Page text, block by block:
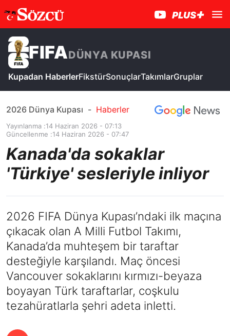
FIFADÜNYA KUPASI
Kupadan HaberlerFikstürSonuçlarTakımlarGruplar
2026 Dünya Kupası - Haberler
Yayınlanma :14 Haziran 2026 - 07:13
Güncellenme :14 Haziran 2026 - 07:47
Kanada'da sokaklar
'Türkiye' sesleriyle inliyor
2026 FIFA Dünya Kupası’ndaki ilk maçına
çıkacak olan A Milli Futbol Takımı,
Kanada’da muhteşem bir taraftar
desteğiyle karşılandı. Maç öncesi
Vancouver sokaklarını kırmızı-beyaza
boyayan Türk taraftarlar, coşkulu
tezahüratlarla şehri adeta inletti.